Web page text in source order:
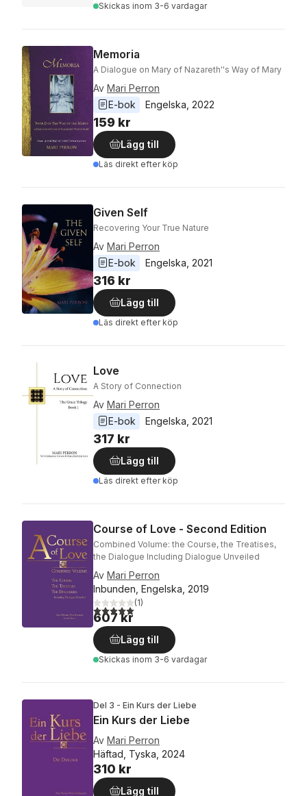
Skickas inom 3-6 vardagar
Memoria
A Dialogue on Mary of Nazareth''s Way of Mary
Av Mari Perron
E-bok
Engelska 2022
159 kr
Lägg till
Läs direkt efter köp
Given Self
Recovering Your True Nature
Av Mari Perron
E-bok
Engelska 2021
316 kr
Lägg till
Läs direkt efter köp
Love
A Story of Connection
Av Mari Perron
E-bok
Engelska 2021
317 kr
Lägg till
Läs direkt efter köp
Course of Love - Second Edition
Combined Volume: the Course, the Treatises,
the Dialogue Including Dialogue Unveiled
Av Mari Perron
Inbunden, Engelska, 2019
5,0utav 5 stjärnor. Totalt antal röster:
(1)
607 kr
Lägg till
Skickas inom 3-6 vardagar
Del 3 - Ein Kurs der Liebe
Ein Kurs der Liebe
Av Mari Perron
Häftad, Tyska, 2024
310 kr
Lägg till